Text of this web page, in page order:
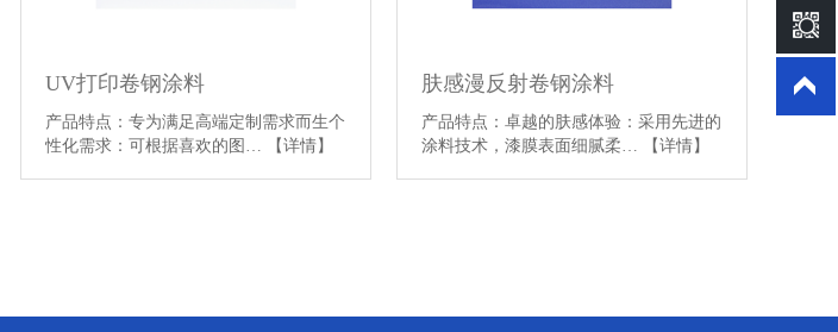
UV打印卷钢涂料
产品特点：专为满足高端定制需求而生个
性化需求：可根据喜欢的图…
【详情】
肤感漫反射卷钢涂料
产品特点：卓越的肤感体验：采用先进的
涂料技术，漆膜表面细腻柔…
【详情】